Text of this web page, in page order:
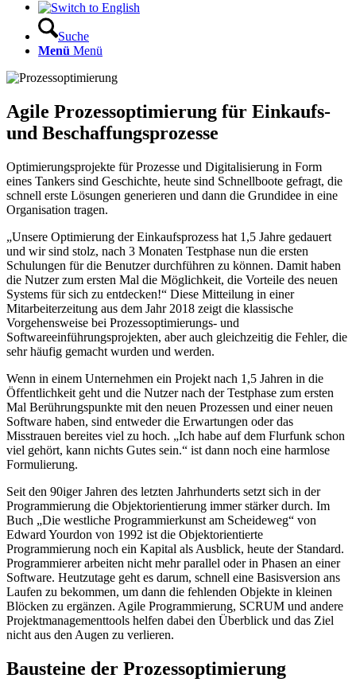
Suche
Menü Menü
Agile Prozessoptimierung für Einkaufs-
und Beschaffungsprozesse
Optimierungsprojekte für Prozesse und Digitalisierung in Form
eines Tankers sind Geschichte, heute sind Schnellboote gefragt, die
schnell erste Lösungen generieren und dann die Grundidee in eine
Organisation tragen.
„Unsere Optimierung der Einkaufsprozess hat 1,5 Jahre gedauert
und wir sind stolz, nach 3 Monaten Testphase nun die ersten
Schulungen für die Benutzer durchführen zu können. Damit haben
die Nutzer zum ersten Mal die Möglichkeit, die Vorteile des neuen
Systems für sich zu entdecken!“ Diese Mitteilung in einer
Mitarbeiterzeitung aus dem Jahr 2018 zeigt die klassische
Vorgehensweise bei Prozessoptimierungs- und
Softwareeinführungsprojekten, aber auch gleichzeitig die Fehler, die
sehr häufig gemacht wurden und werden.
Wenn in einem Unternehmen ein Projekt nach 1,5 Jahren in die
Öffentlichkeit geht und die Nutzer nach der Testphase zum ersten
Mal Berührungspunkte mit den neuen Prozessen und einer neuen
Software haben, sind entweder die Erwartungen oder das
Misstrauen bereites viel zu hoch. „Ich habe auf dem Flurfunk schon
viel gehört, kann nichts Gutes sein.“ ist dann noch eine harmlose
Formulierung.
Seit den 90iger Jahren des letzten Jahrhunderts setzt sich in der
Programmierung die Objektorientierung immer stärker durch. Im
Buch „Die westliche Programmierkunst am Scheideweg“ von
Edward Yourdon von 1992 ist die Objektorientierte
Programmierung noch ein Kapital als Ausblick, heute der Standard.
Programmierer arbeiten nicht mehr parallel oder in Phasen an einer
Software. Heutzutage geht es darum, schnell eine Basisversion ans
Laufen zu bekommen, um dann die fehlenden Objekte in kleinen
Blöcken zu ergänzen. Agile Programmierung, SCRUM und andere
Projektmanagementtools helfen dabei den Überblick und das Ziel
nicht aus den Augen zu verlieren.
Bausteine der Prozessoptimierung